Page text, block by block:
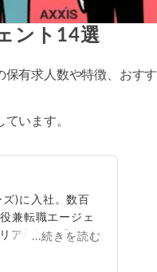
ント14選
有求人数や特徴、おすす
います。
)に入社。数百
兼転職エージェ
ア相談に乗る。
...続きを読む